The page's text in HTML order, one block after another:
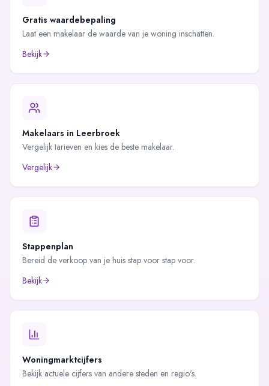
Gratis waardebepaling
Laat een makelaar de waarde van je woning inschatten.
Bekijk
Makelaars in Leerbroek
Vergelijk tarieven en kies de beste makelaar.
Vergelijk
Stappenplan
Bereid de verkoop van je huis stap voor stap voor.
Bekijk
Woningmarktcijfers
Bekijk actuele cijfers van andere steden en regio's.